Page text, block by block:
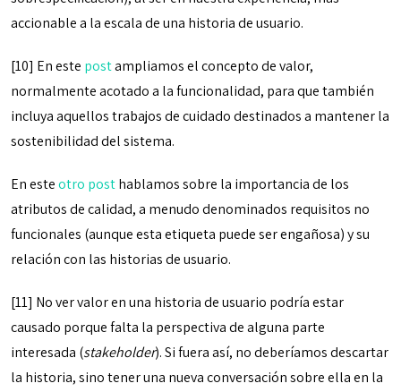
accionable a la escala de una historia de usuario.
[10] En este postampliamos el concepto de valor,
normalmente acotado a la funcionalidad, para que también
incluya aquellos trabajos de cuidado destinados a mantener la
sostenibilidad del sistema.
En esteotro posthablamos sobre la importancia de los
atributos de calidad, a menudo denominados requisitos no
funcionales (aunque esta etiqueta puede ser engañosa) y su
relación con las historias de usuario.
[11] No ver valor en una historia de usuario podría estar
causado porque falta la perspectiva de alguna parte
interesada (stakeholder). Si fuera así, no deberíamos descartar
la historia, sino tener una nueva conversación sobre ella en la